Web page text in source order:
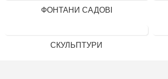
ФОНТАНИ САДОВІ
СКУЛЬПТУРИ